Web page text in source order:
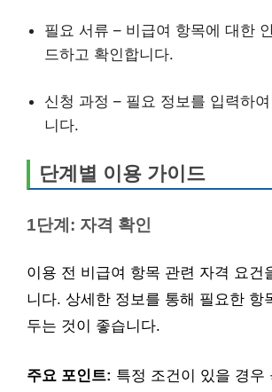
필요 서류 – 비급여 항목에 대한
드하고 확인합니다.
신청 과정 – 필요 정보를 입력하
니다.
단계별 이용 가이드
1단계: 자격 확인
이용 전 비급여 항목 관련 자격 요건
니다. 상세한 정보를 통해 필요한 항
두는 것이 좋습니다.
주요 포인트: 특정 조건이 있을 경우